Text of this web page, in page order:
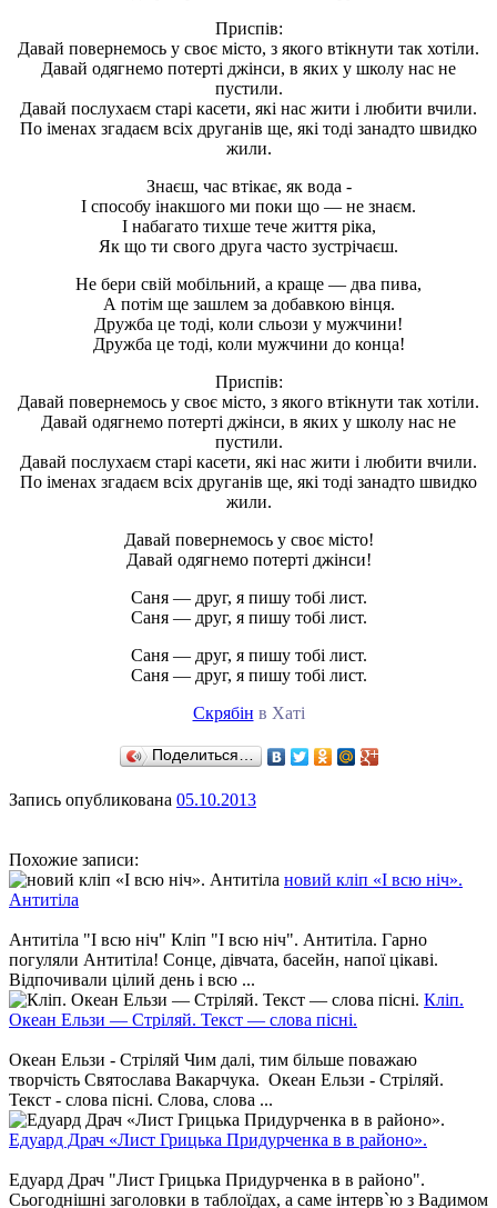
Приспів:
Давай повернемось у своє місто, з якого втікнути так хотіли.
Давай одягнемо потерті джінси, в яких у школу нас не
пустили.
Давай послухаєм старі касети, які нас жити і любити вчили.
По іменах згадаєм всіх друганів ще, які тоді занадто швидко
жили.
Знаєш, час втікає, як вода -
І способу інакшого ми поки що — не знаєм.
І набагато тихше тече життя ріка,
Як що ти свого друга часто зустрічаєш.
Не бери свій мобільний, а краще — два пива,
А потім ще зашлем за добавкою вінця.
Дружба це тоді, коли сльози у мужчини!
Дружба це тоді, коли мужчини до конца!
Приспів:
Давай повернемось у своє місто, з якого втікнути так хотіли.
Давай одягнемо потерті джінси, в яких у школу нас не
пустили.
Давай послухаєм старі касети, які нас жити і любити вчили.
По іменах згадаєм всіх друганів ще, які тоді занадто швидко
жили.
Давай повернемось у своє місто!
Давай одягнемо потерті джінси!
Саня — друг, я пишу тобі лист.
Саня — друг, я пишу тобі лист.
Саня — друг, я пишу тобі лист.
Саня — друг, я пишу тобі лист.
Скрябін в Хаті
Поделиться…
Запись опубликована 05.10.2013
Похожие записи:
новий кліп «І всю ніч».
Антитіла
Антитіла "І всю ніч" Кліп "І всю ніч". Антитіла. Гарно
погуляли Антитіла! Сонце, дівчата, басейн, напої цікаві.
Відпочивали цілий день і всю ...
Кліп.
Океан Ельзи — Стріляй. Текст — слова пісні.
Океан Ельзи - Стріляй Чим далі, тим більше поважаю
творчість Святослава Вакарчука. Океан Ельзи - Стріляй.
Текст - слова пісні. Слова, слова ...
Едуард Драч «Лист Грицька Придурченка в в районо».
Едуард Драч "Лист Грицька Придурченка в в районо".
Сьогоднішні заголовки в таблоїдах, а саме інтерв`ю з Вадимом